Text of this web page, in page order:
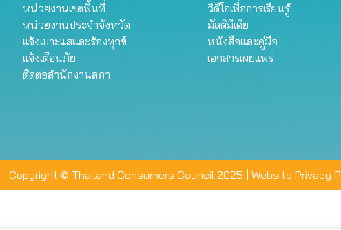
หน่วยงานเขตพื้นที่
หน่วยงานประจำจังหวัด
แจ้งเบาะแสและร้องทุกข์
แจ้งเตือนภัย
ติดต่อสำนักงานสภา
วิดีโอเพื่อการเรียนรู้
มัลติมีเดีย
หนังสือและคู่มือ
เอกสารเผยแพร่
Copyright © Thailand Consumers Council 2025 | Website Privacy